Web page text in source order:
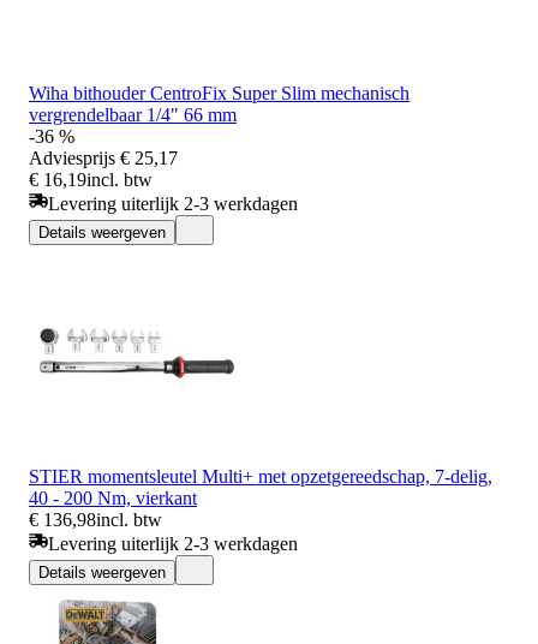
Wiha bithouder CentroFix Super Slim mechanisch
vergrendelbaar 1/4" 66 mm
-36 %
Adviesprijs € 25,17
€ 16,19incl. btw
Levering uiterlijk 2-3 werkdagen
Details weergeven
STIER momentsleutel Multi+ met opzetgereedschap, 7-delig,
40 - 200 Nm, vierkant
€ 136,98incl. btw
Levering uiterlijk 2-3 werkdagen
Details weergeven